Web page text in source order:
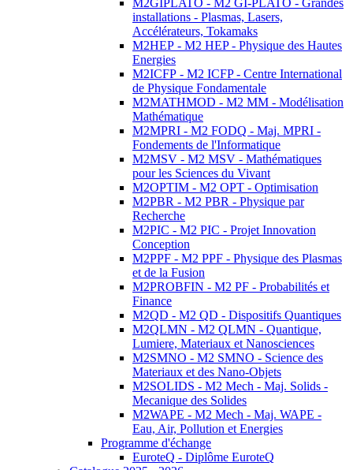
M2GIPLATO - M2 GI-PLATO - Grandes
installations - Plasmas, Lasers,
Accélérateurs, Tokamaks
M2HEP - M2 HEP - Physique des Hautes
Energies
M2ICFP - M2 ICFP - Centre International
de Physique Fondamentale
M2MATHMOD - M2 MM - Modélisation
Mathématique
M2MPRI - M2 FODQ - Maj. MPRI -
Fondements de l'Informatique
M2MSV - M2 MSV - Mathématiques
pour les Sciences du Vivant
M2OPTIM - M2 OPT - Optimisation
M2PBR - M2 PBR - Physique par
Recherche
M2PIC - M2 PIC - Projet Innovation
Conception
M2PPF - M2 PPF - Physique des Plasmas
et de la Fusion
M2PROBFIN - M2 PF - Probabilités et
Finance
M2QD - M2 QD - Dispositifs Quantiques
M2QLMN - M2 QLMN - Quantique,
Lumiere, Materiaux et Nanosciences
M2SMNO - M2 SMNO - Science des
Materiaux et des Nano-Objets
M2SOLIDS - M2 Mech - Maj. Solids -
Mecanique des Solides
M2WAPE - M2 Mech - Maj. WAPE -
Eau, Air, Pollution et Energies
Programme d'échange
EuroteQ - Diplôme EuroteQ